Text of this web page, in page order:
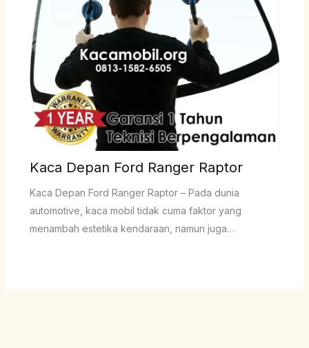
Kaca Depan Ford Ranger Raptor
Kaca Depan Ford Ranger Raptor – Pada dunia
automotive, kaca mobil tidak cuma faktor yang
menambah estetika kendaraan, namun juga…